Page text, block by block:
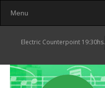
Electric Counterpoint 19:30hs.